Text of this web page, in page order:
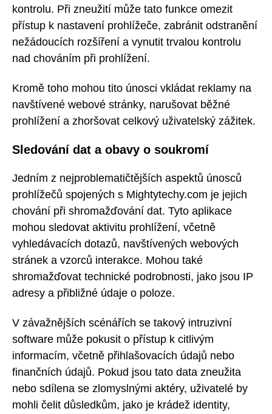
kontrolu. Při zneužití může tato funkce omezit
přístup k nastavení prohlížeče, zabránit odstranění
nežádoucích rozšíření a vynutit trvalou kontrolu
nad chováním při prohlížení.
Kromě toho mohou tito únosci vkládat reklamy na
navštívené webové stránky, narušovat běžné
prohlížení a zhoršovat celkový uživatelský zážitek.
Sledování dat a obavy o soukromí
Jedním z nejproblematičtějších aspektů únosců
prohlížečů spojených s Mightytechy.com je jejich
chování při shromažďování dat. Tyto aplikace
mohou sledovat aktivitu prohlížení, včetně
vyhledávacích dotazů, navštívených webových
stránek a vzorců interakce. Mohou také
shromažďovat technické podrobnosti, jako jsou IP
adresy a přibližné údaje o poloze.
V závažnějších scénářích se takový intruzivní
software může pokusit o přístup k citlivým
informacím, včetně přihlašovacích údajů nebo
finančních údajů. Pokud jsou tato data zneužita
nebo sdílena se zlomyslnými aktéry, uživatelé by
mohli čelit důsledkům, jako je krádež identity,